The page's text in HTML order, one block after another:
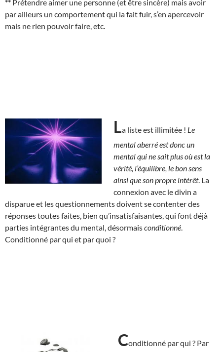
** Prétendre aimer une personne (et être sincère) mais avoir
par ailleurs un comportement qui la fait fuir, s’en apercevoir
mais ne rien pouvoir faire, etc.
La liste est illimitée ! Le
mental aberré est donc un
mental qui ne sait plus où est la
vérité, l’équilibre, le bon sens
ainsi que son propre intérêt. La
connexion avec le divin a
disparue et les questionnements doivent se contenter des
réponses toutes faites, bien qu’insatisfaisantes, qui font déjà
parties intégrantes du mental, désormaisconditionné
Conditionné par qui et par quoi ?
Conditionné par qui ? Par